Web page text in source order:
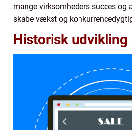
mange virksomheders succes og
skabe vækst og
Historisk